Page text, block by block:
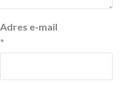
Adres e-mail
*